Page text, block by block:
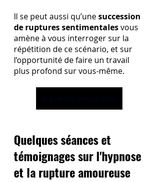
Il se peut aussi qu’une succession
de ruptures sentimentales vous
amène à vous interroger sur la
répétition de ce scénario, et sur
l’opportunité de faire un travail
plus profond sur vous-même.
Je prends rendez-vous
Quelques séances et
témoignages sur l'hypnose
et la rupture amoureuse